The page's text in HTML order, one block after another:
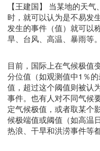
【王建国】 当某地的天
时，就可以认为是不易发
发生的事件（值）就可以
旱、台风、高温、暴雨等。
目前，国际上在气候极值
分位值（如观测值中1％
值，超过这个阈值则被认
事件。也有人对不同气候
定气候极值，或者取某个
候极端值或阈值（如高温
热浪、干旱和洪涝事件等